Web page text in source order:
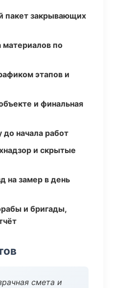
пакет закрывающих
материалов по
этапов и
и финальная
начала работ
и скрытые
на замер в день
и бригады,
смета и